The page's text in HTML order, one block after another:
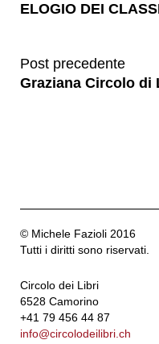
ELOGIO DEI
Post precedente
Graziana Circolo di
© Michele Fazioli 2016
Tutti i diritti sono riservati.
Circolo dei Libri
6528 Camorino
+41 79 456 44 87
info@circolodeilibri.ch